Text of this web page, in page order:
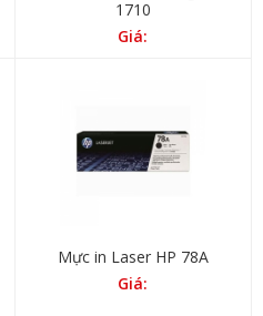
1710
Giá:
Mực in Laser HP 78A
Giá: